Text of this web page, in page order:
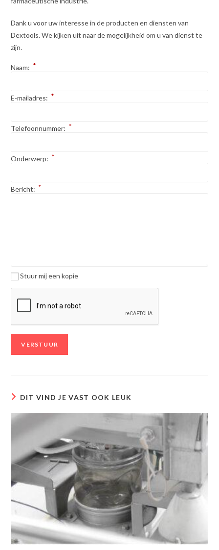
Dank u voor uw interesse in de producten en diensten van
Dextools. We kijken uit naar de mogelijkheid om u van dienst te
zijn.
Naam: *
E-mailadres: *
Telefoonnummer: *
Onderwerp: *
Bericht: *
Stuur mij een kopie
DIT VIND JE VAST OOK LEUK